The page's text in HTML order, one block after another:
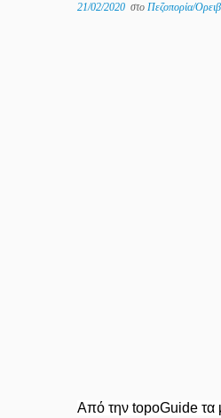
21/02/2020 στο Πεζοπορία/
Από την topoGuide τα